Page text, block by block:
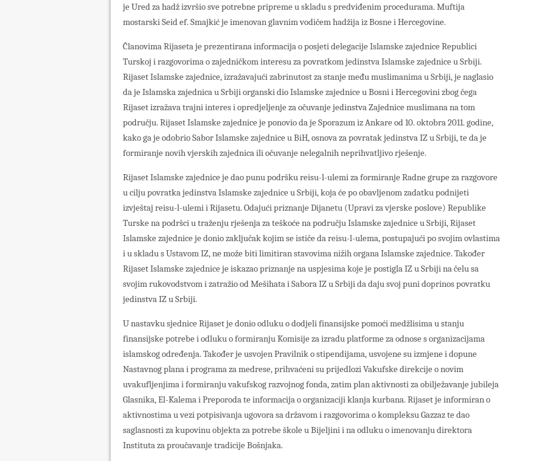
je Ured za hadž izvršio sve potrebne pripreme u skladu s predviđenim procedurama. Muftija
mostarski Seid ef. Smajkić je imenovan glavnim vodičem hadžija iz Bosne i Hercegovine.
Članovima Rijaseta je prezentirana informacija o posjeti delegacije Islamske zajednice Republici
Turskoj i razgovorima o zajedničkom interesu za povratkom jedinstva Islamske zajednice u Srbiji.
Rijaset Islamske zajednice, izražavajući zabrinutost za stanje među muslimanima u Srbiji, je naglasio
da je Islamska zajednica u Srbiji organski dio Islamske zajednice u Bosni i Hercegovini zbog čega
Rijaset izražava trajni interes i opredjeljenje za očuvanje jedinstva Zajednice muslimana na tom
području. Rijaset Islamske zajednice je ponovio da je Sporazum iz Ankare od 10. oktobra 2011. godine,
kako ga je odobrio Sabor Islamske zajednice u BiH, osnova za povratak jedinstva IZ u Srbiji, te da je
formiranje novih vjerskih zajednica ili očuvanje nelegalnih neprihvatljivo rješenje.
Rijaset Islamske zajednice je dao punu podršku reisu-l-ulemi za formiranje Radne grupe za razgovore
u cilju povratka jedinstva Islamske zajednice u Srbiji, koja će po obavljenom zadatku podnijeti
izvještaj reisu-l-ulemi i Rijasetu. Odajući priznanje Dijanetu (Upravi za vjerske poslove) Republike
Turske na podršci u traženju rješenja za teškoće na području Islamske zajednice u Srbiji, Rijaset
Islamske zajednice je donio zaključak kojim se ističe da reisu-l-ulema, postupajući po svojim ovlastima
i u skladu s Ustavom IZ, ne može biti limitiran stavovima nižih organa Islamske zajednice. Također
Rijaset Islamske zajednice je iskazao priznanje na uspjesima koje je postigla IZ u Srbiji na čelu sa
svojim rukovodstvom i zatražio od Mešihata i Sabora IZ u Srbiji da daju svoj puni doprinos povratku
jedinstva IZ u Srbiji.
U nastavku sjednice Rijaset je donio odluku o dodjeli finansijske pomoći medžlisima u stanju
finansijske potrebe i odluku o formiranju Komisije za izradu platforme za odnose s organizacijama
islamskog određenja. Također je usvojen Pravilnik o stipendijama, usvojene su izmjene i dopune
Nastavnog plana i programa za medrese, prihvaćeni su prijedlozi Vakufske direkcije o novim
uvakufljenjima i formiranju vakufskog razvojnog fonda, zatim plan aktivnosti za obilježavanje jubileja
Glasnika, El-Kalema i Preporoda te informacija o organizaciji klanja kurbana. Rijaset je informiran o
aktivnostima u vezi potpisivanja ugovora sa državom i razgovorima o kompleksu Gazzaz te dao
saglasnosti za kupovinu objekta za potrebe škole u Bijeljini i na odluku o imenovanju direktora
Instituta za proučavanje tradicije Bošnjaka.